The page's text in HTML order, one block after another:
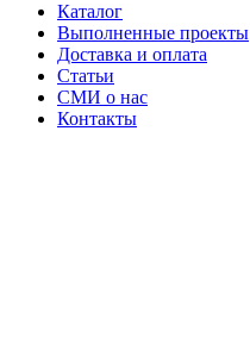
Каталог
Выполненные проекты
Доставка и оплата
Статьи
СМИ о нас
Контакты